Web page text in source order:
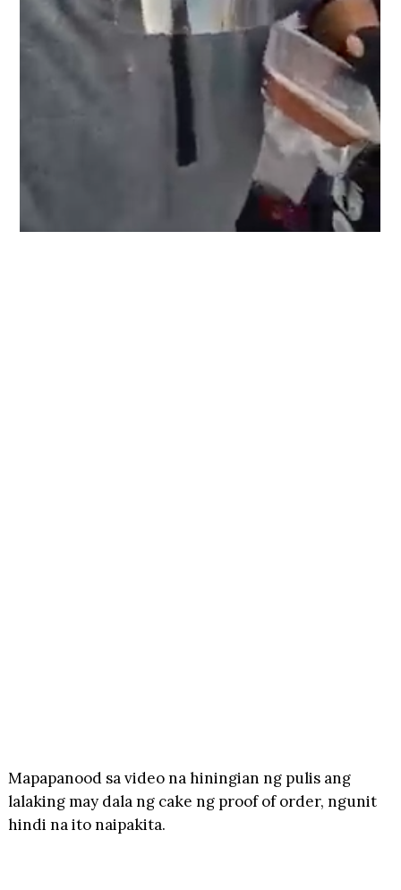
Mapapanood sa video na hiningian ng pulis ang
lalaking may dala ng cake ng proof of order, ngunit
hindi na ito naipakita.